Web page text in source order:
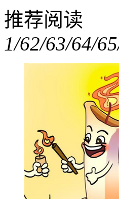
推荐阅读
1/62/63/64/6